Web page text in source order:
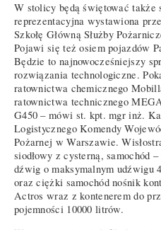
W stolicy będą świętować także
reprezentacyjna wystawiona
Szkołę Główną Służby
Pojawi się też osiem pojazdów
Będzie to najnowocześniejszy
rozwiązania technologiczne.
ratownictwa chemicznego
ratownictwa technicznego
G450 – mówi st. kpt. mgr inż.
Logistycznego Komendy
Pożarnej w Warszawie.
siodłowy z cysterną, samochód
dźwig o maksymalnym udźwigu
oraz ciężki samochód nośnik
Actros wraz z kontenerem do
pojemności 10000 litrów.